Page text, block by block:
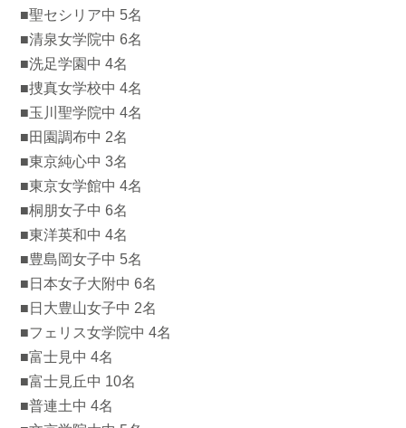
■聖セシリア中 5名
■清泉女学院中 6名
■洗足学園中 4名
■捜真女学校中 4名
■玉川聖学院中 4名
■田園調布中 2名
■東京純心中 3名
■東京女学館中 4名
■桐朋女子中 6名
■東洋英和中 4名
■豊島岡女子中 5名
■日本女子大附中 6名
■日大豊山女子中 2名
■フェリス女学院中 4名
■富士見中 4名
■富士見丘中 10名
■普連土中 4名